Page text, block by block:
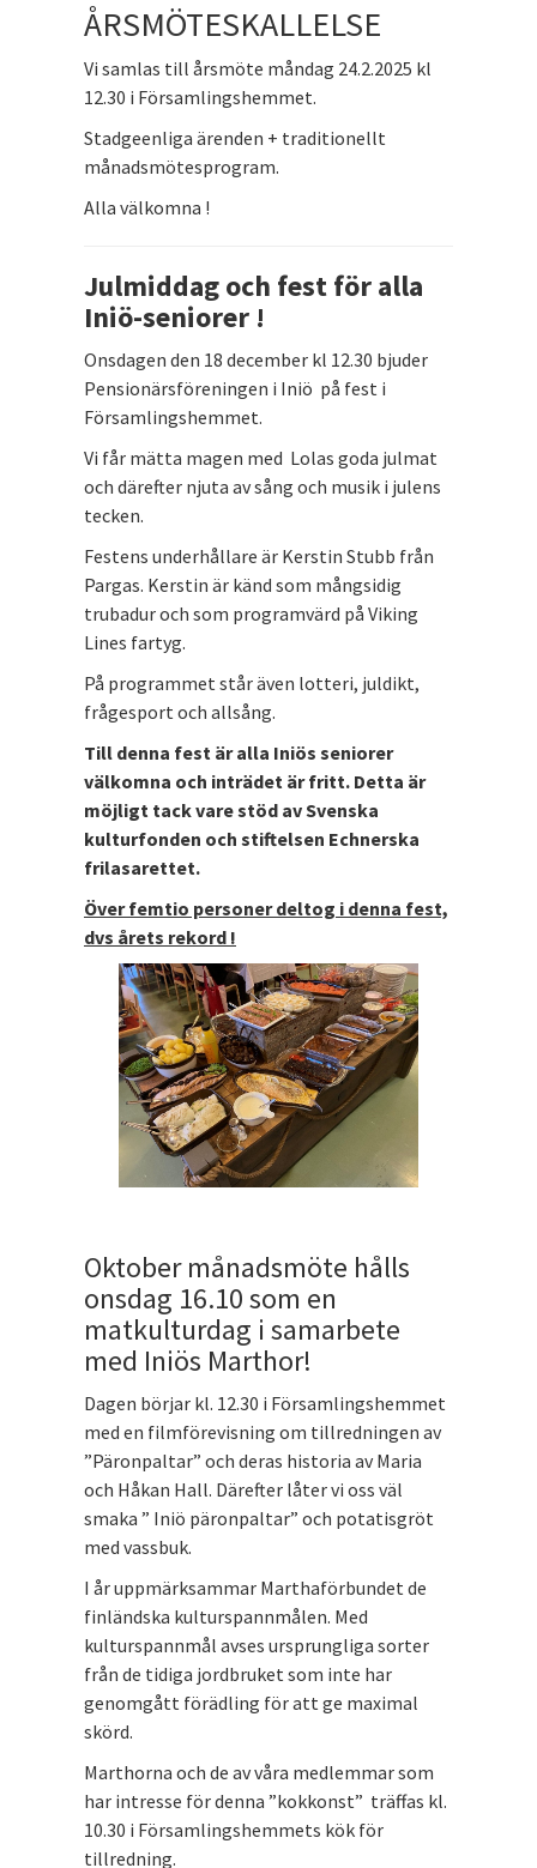
ÅRSMÖTESKALLELSE
Vi samlas till årsmöte måndag 24.2.2025 kl
12.30 i Församlingshemmet.
Stadgeenliga ärenden + traditionellt
månadsmötesprogram.
Alla välkomna !
Julmiddag och fest för alla
Iniö-seniorer !
Onsdagen den 18 december kl 12.30 bjuder
Pensionärsföreningen i Iniö på fest i
Församlingshemmet.
Vi får mätta magen med Lolas goda julmat
och därefter njuta av sång och musik i julens
tecken.
Festens underhållare är Kerstin Stubb från
Pargas. Kerstin är känd som mångsidig
trubadur och som programvärd på Viking
Lines fartyg.
På programmet står även lotteri, juldikt,
frågesport och allsång.
Till denna fest är alla Iniös seniorer
välkomna och inträdet är fritt. Detta är
möjligt tack vare stöd av Svenska
kulturfonden och stiftelsen Echnerska
frilasarettet.
Över femtio personer deltog i denna fest,
dvs årets rekord !
Oktober månadsmöte hålls
onsdag 16.10 som en
matkulturdag i samarbete
med Iniös Marthor!
Dagen börjar kl. 12.30 i Församlingshemmet
med en filmförevisning om tillredningen av
”Päronpaltar” och deras historia av Maria
och Håkan Hall. Därefter låter vi oss väl
smaka ” Iniö päronpaltar” och potatisgröt
med vassbuk.
I år uppmärksammar Marthaförbundet de
finländska kulturspannmålen. Med
kulturspannmål avses ursprungliga sorter
från de tidiga jordbruket som inte har
genomgått förädling för att ge maximal
skörd.
Marthorna och de av våra medlemmar som
har intresse för denna ”kokkonst” träffas kl.
10.30 i Församlingshemmets kök för
tillredning.